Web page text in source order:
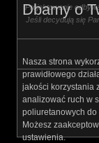
Projektowanie
Jeśli decydują się
Dbamy o
Nasza strona
prawidłowego
jakości korzystania
analizować ruch w
poliuretanowych do
Możesz
ustawienia.